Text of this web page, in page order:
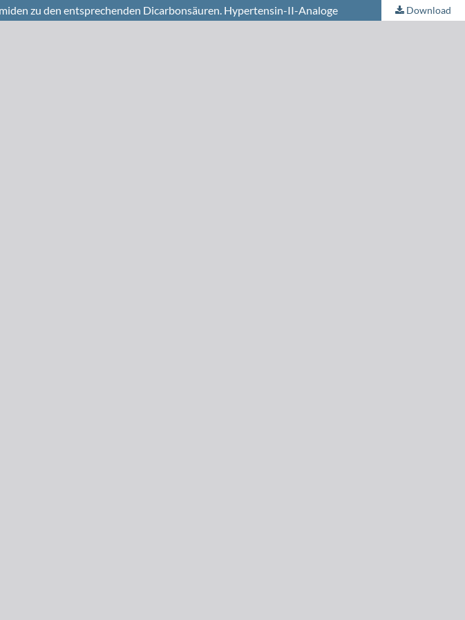
zu den entsprechenden Dicarbonsäuren. Hypertensin-II-Analoge Download